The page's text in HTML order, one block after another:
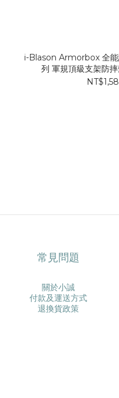
i-Blason Armorbox 全
列 軍規頂級支架防
常見問題
關於小誠
付款及運送方式
退換貨政策